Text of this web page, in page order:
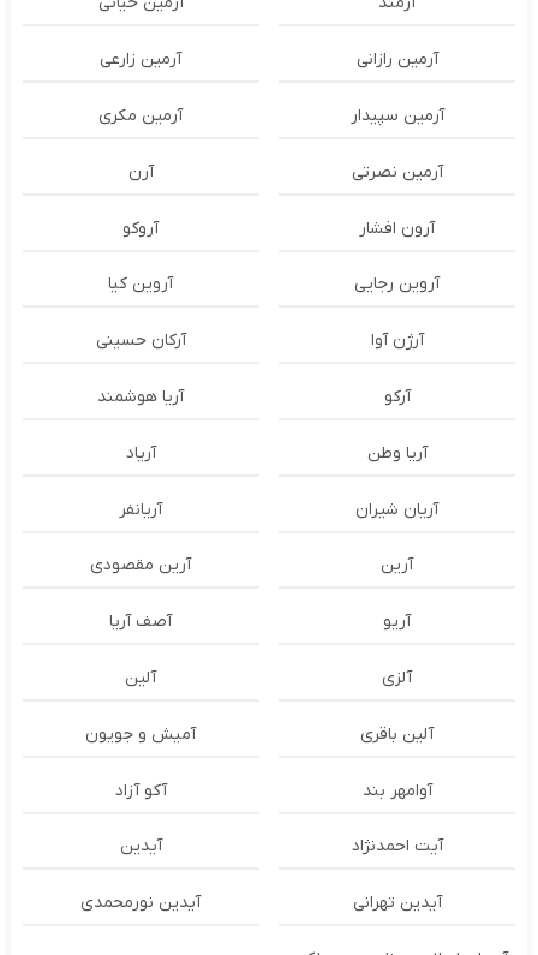
آرمین رازانی آرمین زارعی
آرمین سپیدار آرمین مکری
آرمین نصرتی آرن
آرون افشار آروکو
آروین رجایی آروین کیا
آرژن آوا آرکان حسینی
آرکو آریا هوشمند
آریا وطن آریاد
آریان شیران آریانفر
آرین آرین مقصودی
آریو آصف آریا
آلزی آلین
آلین باقری آمیش و جویون
آوامهر بند آکو آزاد
آیت احمدنژاد آیدین
آیدین تهرانی آیدین نورمحمدی